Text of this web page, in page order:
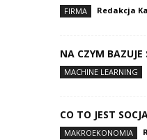
FIRMA Redakcja
NA CZYM
MACHINE LEARNING
CO TO JEST
MAKROEKONOMIA